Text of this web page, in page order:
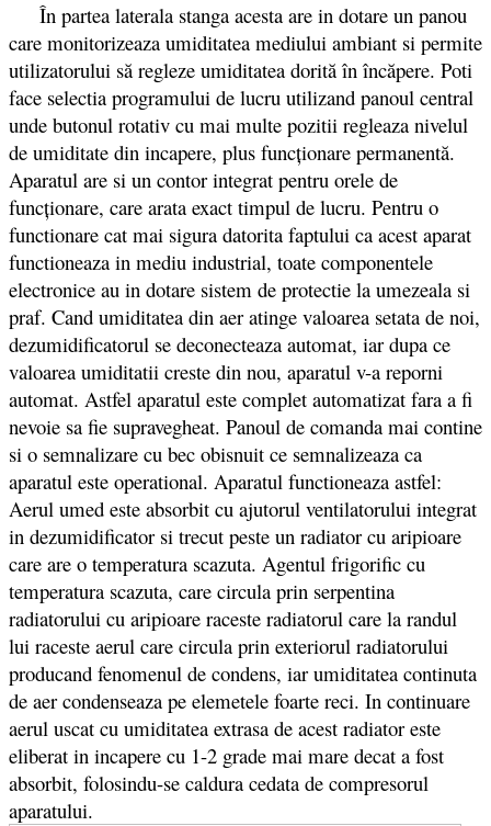
În partea laterala stanga acesta are in dotare un panou
care monitorizeaza umiditatea mediului ambiant si permite
utilizatorului să regleze umiditatea dorită în încăpere. Poti
face selectia programului de lucru utilizand panoul central
unde butonul rotativ cu mai multe pozitii regleaza nivelul
de umiditate din incapere, plus funcționare permanentă.
Aparatul are si un contor integrat pentru orele de
funcționare, care arata exact timpul de lucru. Pentru o
functionare cat mai sigura datorita faptului ca acest aparat
functioneaza in mediu industrial, toate componentele
electronice au in dotare sistem de protectie la umezeala si
praf. Cand umiditatea din aer atinge valoarea setata de noi,
dezumidificatorul se deconecteaza automat, iar dupa ce
valoarea umiditatii creste din nou, aparatul v-a reporni
automat. Astfel aparatul este complet automatizat fara a fi
nevoie sa fie supravegheat. Panoul de comanda mai contine
si o semnalizare cu bec obisnuit ce semnalizeaza ca
aparatul este operational. Aparatul functioneaza astfel:
Aerul umed este absorbit cu ajutorul ventilatorului integrat
in dezumidificator si trecut peste un radiator cu aripioare
care are o temperatura scazuta. Agentul frigorific cu
temperatura scazuta, care circula prin serpentina
radiatorului cu aripioare raceste radiatorul care la randul
lui raceste aerul care circula prin exteriorul radiatorului
producand fenomenul de condens, iar umiditatea continuta
de aer condenseaza pe elemetele foarte reci. In continuare
aerul uscat cu umiditatea extrasa de acest radiator este
eliberat in incapere cu 1-2 grade mai mare decat a fost
absorbit, folosindu-se caldura cedata de compresorul
aparatului.